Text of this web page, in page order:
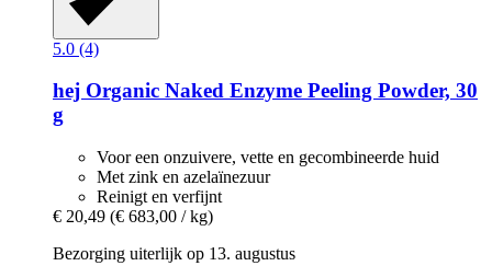
5.0 (4)
hej Organic Naked Enzyme Peeling Powder, 30
g
Voor een onzuivere, vette en gecombineerde huid
Met zink en azelaïnezuur
Reinigt en verfijnt
€ 20,49 (€ 683,00 / kg)
Bezorging uiterlijk op 13. augustus